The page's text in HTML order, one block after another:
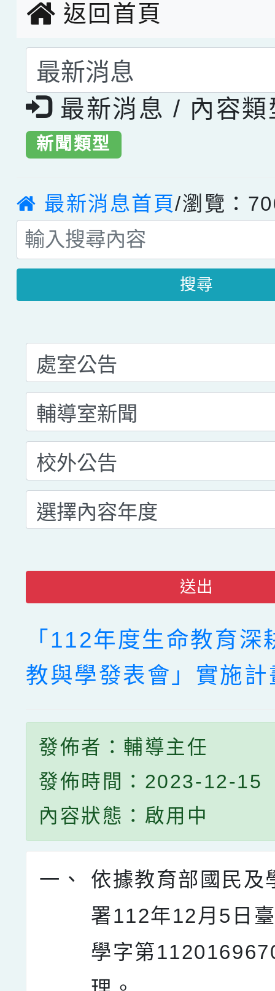
返回首頁
選擇後頁面內容會更
最新消息 / 內容類
新聞類型
最新消息首頁/瀏覽：
搜尋
送出
「112年度生命教育
教與學發表會」實施計
發佈者：輔導主任
發佈時間：2023-12-15
內容狀態：啟用中
一、
依據教育部國民及
署112年12月5日
學字第